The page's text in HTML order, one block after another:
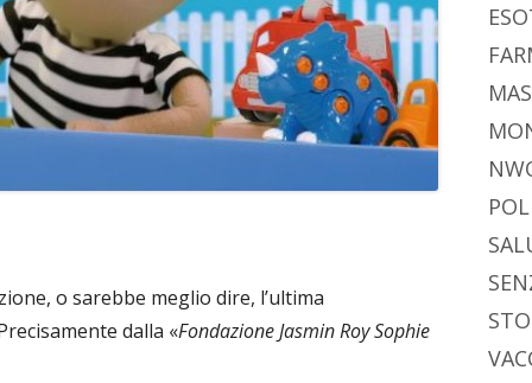
o sarebbe meglio dire, l’ultima
dalla «Fondazione Jasmin Roy Sophie